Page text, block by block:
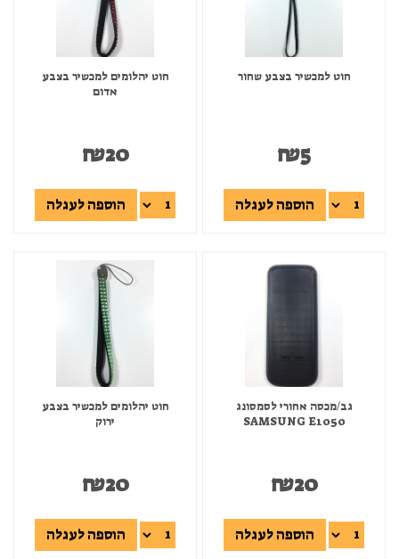
חוט למכשיר בצבע שחור
₪5
הוספה לעגלה
חוט יהלומים למכשיר בצבע
אדום
₪20
הוספה לעגלה
גב/מכסה אחורי לסמסונג
SAMSUNG E1050
₪20
הוספה לעגלה
חוט יהלומים למכשיר בצבע
ירוק
₪20
הוספה לעגלה